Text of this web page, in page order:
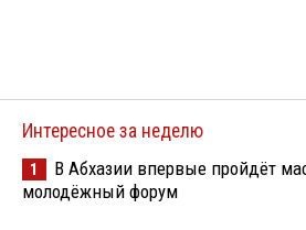
Интересное за неделю
1
В Абхазии впервые пройдёт
молодёжный форум